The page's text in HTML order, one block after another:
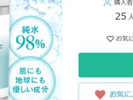
ファンディング 外反母
日常ブログ